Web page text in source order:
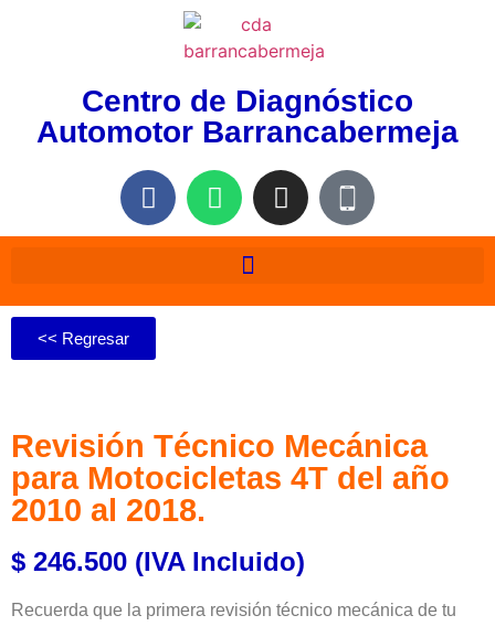
Centro de Diagnóstico
Automotor Barrancabermeja
<< Regresar
Revisión Técnico Mecánica
para Motocicletas 4T del año
2010 al 2018.
$ 246.500 (IVA Incluido)
Recuerda que la primera revisión técnico mecánica de tu